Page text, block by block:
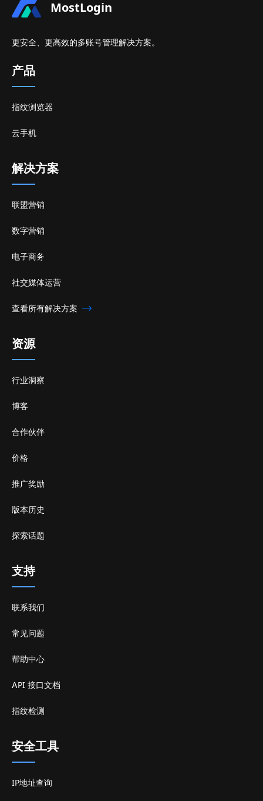
MostLogin
更安全、更高效的多账号管理解决方案。
产品
指纹浏览器
云手机
解决方案
联盟营销
数字营销
电子商务
社交媒体运营
查看所有解决方案
资源
行业洞察
博客
合作伙伴
价格
推广奖励
版本历史
探索话题
支持
联系我们
常见问题
帮助中心
API 接口文档
指纹检测
安全工具
IP地址查询